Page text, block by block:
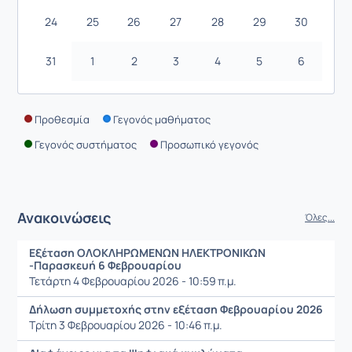
24 25 26 27 28 29 30
31 1 2 3 4 5 6
Προθεσμία
Γεγονός μαθήματος
Γεγονός συστήματος
Προσωπικό γεγονός
Ανακοινώσεις Όλες...
Εξέταση ΟΛΟΚΛΗΡΩΜΕΝΩΝ ΗΛΕΚΤΡΟΝΙΚΩΝ
-Παρασκευή 6 Φεβρουαρίου
Τετάρτη 4 Φεβρουαρίου 2026 - 10:59 π.μ.
Δήλωση συμμετοχής στην εξέταση Φεβρουαρίου 2026
Τρίτη 3 Φεβρουαρίου 2026 - 10:46 π.μ.